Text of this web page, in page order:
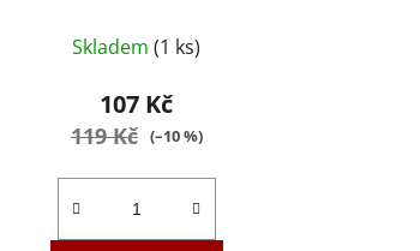
Skladem(1 ks)
107 Kč
119 Kč (–10 %)